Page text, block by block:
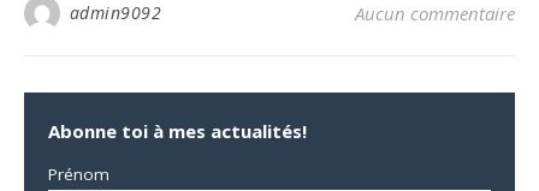
admin9092 Aucun commentaire
Abonne toi à mes actualités!
Prénom